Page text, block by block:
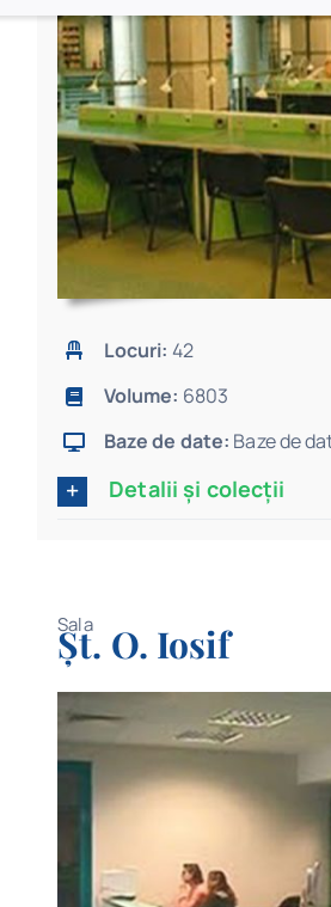
Locuri: 42
Volume: 6803
Baze de date: Baze de
Detalii și colecții
Sala
Șt. O. Iosif